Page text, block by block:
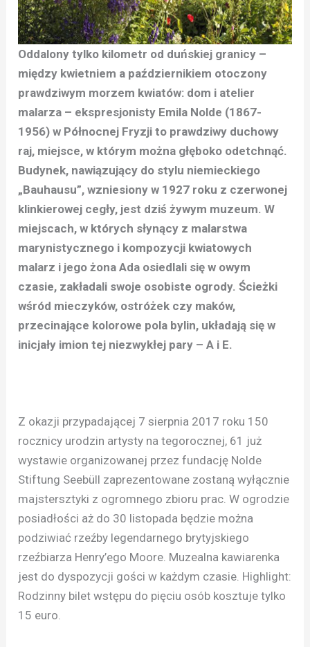
Oddalony tylko kilometr od duńskiej granicy –
między kwietniem a październikiem otoczony
prawdziwym morzem kwiatów: dom i atelier
malarza – ekspresjonisty Emila Nolde (1867-
1956) w Północnej Fryzji to prawdziwy duchowy
raj, miejsce, w którym można głęboko odetchnąć.
Budynek, nawiązujący do stylu niemieckiego
„Bauhausu”, wzniesiony w 1927 roku z czerwonej
klinkierowej cegły, jest dziś żywym muzeum. W
miejscach, w których słynący z malarstwa
marynistycznego i kompozycji kwiatowych
malarz i jego żona Ada osiedlali się w owym
czasie, zakładali swoje osobiste ogrody. Ścieżki
wśród mieczyków, ostróżek czy maków,
przecinające kolorowe pola bylin, układają się w
inicjały imion tej niezwykłej pary – A i E.
Z okazji przypadającej 7 sierpnia 2017 roku 150
rocznicy urodzin artysty na tegorocznej, 61 już
wystawie organizowanej przez fundację Nolde
Stiftung Seebüll zaprezentowane zostaną wyłącznie
majstersztyki z ogromnego zbioru prac. W ogrodzie
posiadłości aż do 30 listopada będzie można
podziwiać rzeźby legendarnego brytyjskiego
rzeźbiarza Henry’ego Moore. Muzealna kawiarenka
jest do dyspozycji gości w każdym czasie. Highlight:
Rodzinny bilet wstępu do pięciu osób kosztuje tylko
15 euro.